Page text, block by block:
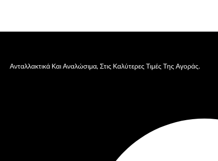
Ανταλλακτικά Και Αναλώσιμα, Στις Καλύτερες Τιμές Της Αγοράς.